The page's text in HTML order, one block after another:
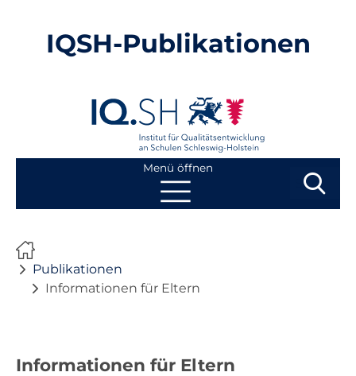
IQSH-Publikationen
Menü öffnen
Publikationen
Ausbildung von Lehrkräften
Publikationen
Informationen für Eltern
Informationen für Eltern